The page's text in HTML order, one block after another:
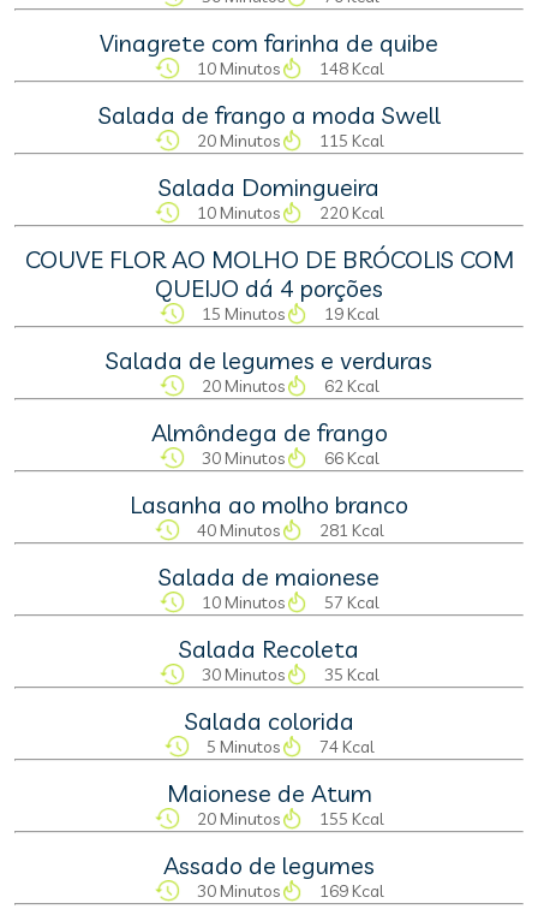
Vinagrete com farinha de quibe
10 Minutos 148 Kcal
Salada de frango a moda Swell
20 Minutos 115 Kcal
Salada Domingueira
10 Minutos 220 Kcal
COUVE FLOR AO MOLHO DE BRÓCOLIS COM
QUEIJO dá 4 porções
15 Minutos 19 Kcal
Salada de legumes e verduras
20 Minutos 62 Kcal
Almôndega de frango
30 Minutos 66 Kcal
Lasanha ao molho branco
40 Minutos 281 Kcal
Salada de maionese
10 Minutos 57 Kcal
Salada Recoleta
30 Minutos 35 Kcal
Salada colorida
5 Minutos 74 Kcal
Maionese de Atum
20 Minutos 155 Kcal
Assado de legumes
30 Minutos 169 Kcal